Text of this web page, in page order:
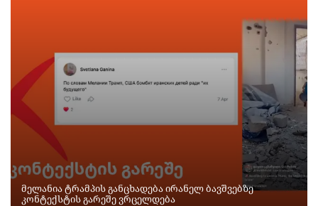
მელანია ტრამპის განცხადება ირანელ ბავშვებზე
კონტექსტის გარეშე ვრცელდება